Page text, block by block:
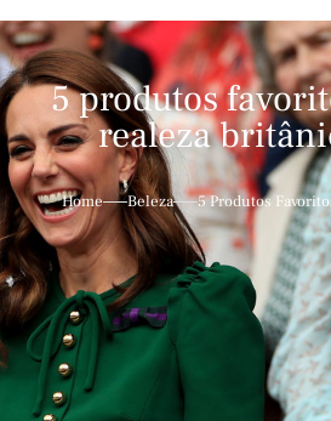
5 produtos
realeza
Home Beleza 5 Produtos